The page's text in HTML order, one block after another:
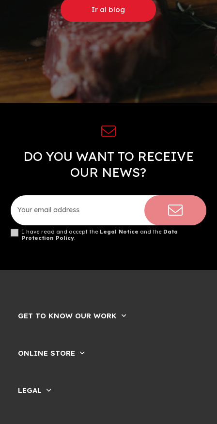
Ir al blog
DO YOU WANT TO RECEIVE
OUR NEWS?
I have read and accept the Legal Notice and the Data
Protection Policy.
GET TO KNOW OUR WORK
ONLINE STORE
LEGAL